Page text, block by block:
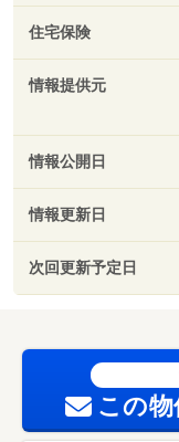
住宅保険
情報提供元
情報公開日
情報更新日
次回更新予定日
この